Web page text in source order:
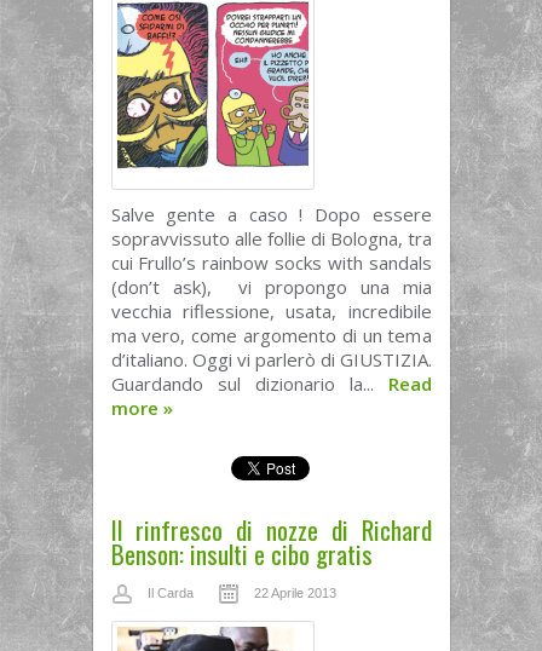
Salve gente a caso ! Dopo essere
sopravvissuto alle follie di Bologna, tra
cui Frullo’s rainbow socks with sandals
(don’t ask), vi propongo una mia
vecchia riflessione, usata, incredibile
ma vero, come argomento di un tema
d’italiano. Oggi vi parlerò di GIUSTIZIA.
Guardando sul dizionario la... Read
more »
Il rinfresco di nozze di Richard
Benson: insulti e cibo gratis
Il Carda 22 Aprile 2013